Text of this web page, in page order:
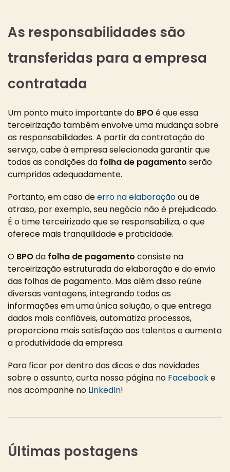
As responsabilidades são
transferidas para a empresa
contratada
Um ponto muito importante do BPOé que essa
terceirização também envolve uma mudança sobre
as responsabilidades. A partir da contratação do
serviço, cabe à empresa selecionada garantir que
todas as condições da folha de pagamento serão
cumpridas adequadamente.
Portanto, em caso deerro na elaboraçãoou de
atraso, por exemplo, seu negócio não é prejudicado.
É o time terceirizado que se responsabiliza, o que
oferece mais tranquilidade e praticidade.
O BPOda folha de pagamento consiste na
terceirização estruturada da elaboração e do envio
das folhas de pagamento. Mas além disso reúne
diversas vantagens, integrando todas as
informações em uma única solução, o que entrega
dados mais confiáveis, automatiza processos,
proporciona mais satisfação aos talentos e aumenta
a produtividade da empresa.
Para ficar por dentro das dicas e das novidades
sobre o assunto, curta nossa página no Facebooke
nos acompanhe no LinkedIn!
Últimas postagens